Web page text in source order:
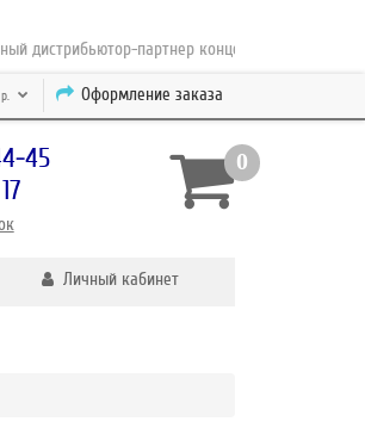
партнер концерна ESAB с 2010 года
Оформление заказа
р.
45
0
Личный кабинет